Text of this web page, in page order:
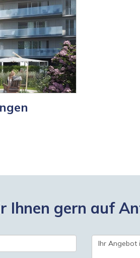
Ihnen gern auf